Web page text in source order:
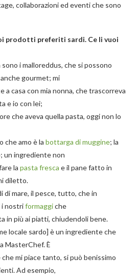
collaborazioni ed eventi che sono
prodotti preferiti sardi. Ce li vuoi
i malloreddus, che si possono
gourmet; mi
a casa con mia nonna, che trascorreva
e io con lei;
che aveva quella pasta, oggi non lo
che amo è la bottarga di muggine; la
un ingrediente non
la pasta fresca e il pane fatto in
diletto.
di mare, il pesce, tutto, che in
nostriformaggiche
in più ai piatti, chiudendoli bene.
locale sardo] è un ingrediente che
MasterChef. È
mi piace tanto, si può benissimo
Ad esempio,